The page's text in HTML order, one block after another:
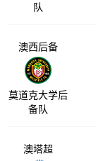
队
澳西后备
莫道克大学后
备队
澳塔超